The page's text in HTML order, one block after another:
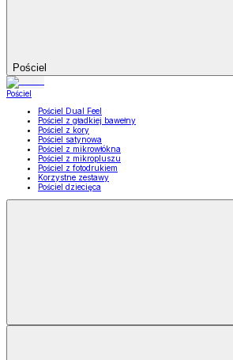
Pościel
Pościel
Pościel Dual Feel
Pościel z gładkiej bawełny
Pościel z kory
Pościel satynowa
Pościel z mikrowłókna
Pościel z mikropluszu
Pościel z fotodrukiem
Korzystne zestawy
Pościel dziecięca